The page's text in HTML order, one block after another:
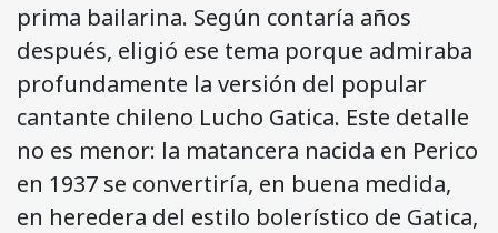
prima bailarina. Según contaría años
después, eligió ese tema porque admiraba
profundamente la versión del popular
cantante chileno Lucho Gatica. Este detalle
no es menor: la matancera nacida en Perico
en 1937 se convertiría, en buena medida,
en heredera del estilo bolerístico de Gatica,